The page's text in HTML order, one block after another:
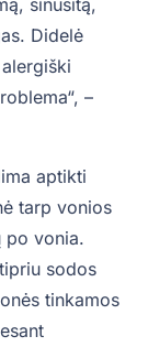
sinusitą,
Didelė
–
aptikti
tarp vonios
po vonia.
sodos
tinkamos